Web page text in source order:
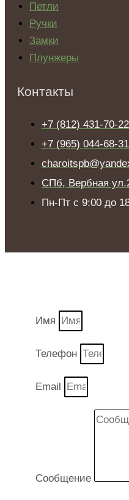
Петли
Ручки
Замки
Плунжеры
Контакты
+7 (812) 431-70-22
+7 (965) 044-68-31
СПб, Вербная
Пн-Пт с 9:00 до
Имя
Телефон
Email
Сообщение